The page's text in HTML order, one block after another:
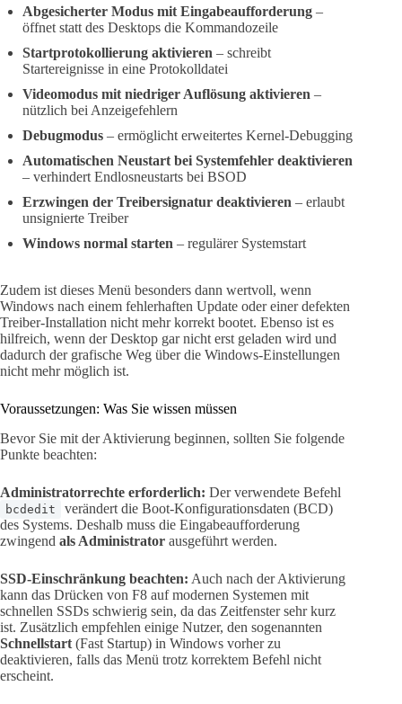
Abgesicherter Modus mit Eingabeaufforderung –
öffnet statt des Desktops die Kommandozeile
Startprotokollierung aktivieren – schreibt
Startereignisse in eine Protokolldatei
Videomodus mit niedriger Auflösung aktivieren –
nützlich bei Anzeigefehlern
Debugmodus – ermöglicht erweitertes Kernel-Debugging
Automatischen Neustart bei Systemfehler deaktivieren
– verhindert Endlosneustarts bei BSOD
Erzwingen der Treibersignatur deaktivieren – erlaubt
unsignierte Treiber
Windows normal starten – regulärer Systemstart
Zudem ist dieses Menü besonders dann wertvoll, wenn
Windows nach einem fehlerhaften Update oder einer defekten
Treiber-Installation nicht mehr korrekt bootet. Ebenso ist es
hilfreich, wenn der Desktop gar nicht erst geladen wird und
dadurch der grafische Weg über die Windows-Einstellungen
nicht mehr möglich ist.
Voraussetzungen: Was Sie wissen müssen
Bevor Sie mit der Aktivierung beginnen, sollten Sie folgende
Punkte beachten:
Administratorrechte erforderlich: Der verwendete Befehl
bcdedit
verändert die Boot-Konfigurationsdaten (BCD)
des Systems. Deshalb muss die Eingabeaufforderung
zwingend als Administrator ausgeführt werden.
SSD-Einschränkung beachten: Auch nach der Aktivierung
kann das Drücken von F8 auf modernen Systemen mit
schnellen SSDs schwierig sein, da das Zeitfenster sehr kurz
ist. Zusätzlich empfehlen einige Nutzer, den sogenannten
Schnellstart (Fast Startup) in Windows vorher zu
deaktivieren, falls das Menü trotz korrektem Befehl nicht
erscheint.